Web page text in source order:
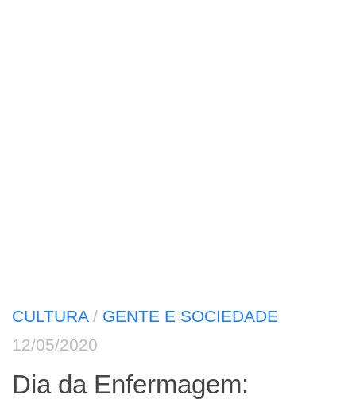
CULTURA/ GENTE E SOCIEDADE
12/05/2020
Dia da Enfermagem: